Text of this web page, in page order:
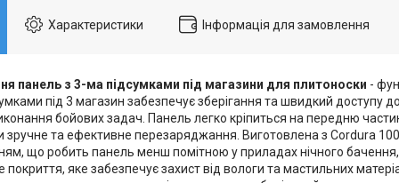
Характеристики Інформація для замовлення
панель з 3-ма підсумками під магазини для плитоноски -
під 3 магазин забезпечує зберігання та швидкий доступу
бойових задач. Панель легко кріпиться на передню
зручне та ефективне перезаряджання. Виготовлена з Cordura
що робить панель менш помітною у приладах нічного
покриття, яке забезпечує захист від вологи та мастильних